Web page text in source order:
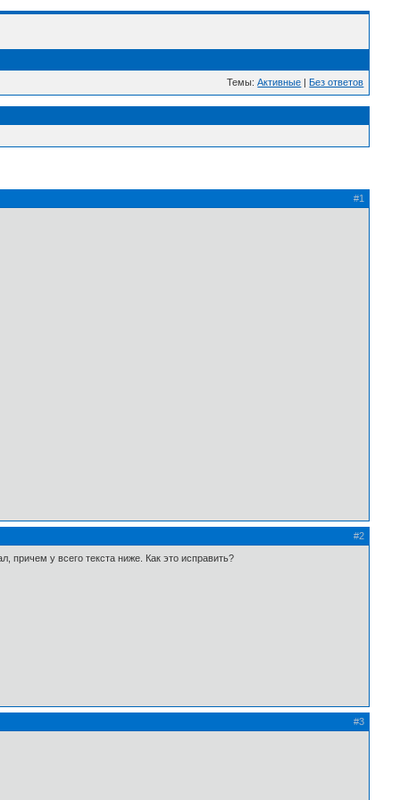
Темы:Активные | Без ответов
#1
#2
причем у всего текста ниже. Как это исправить?
#3